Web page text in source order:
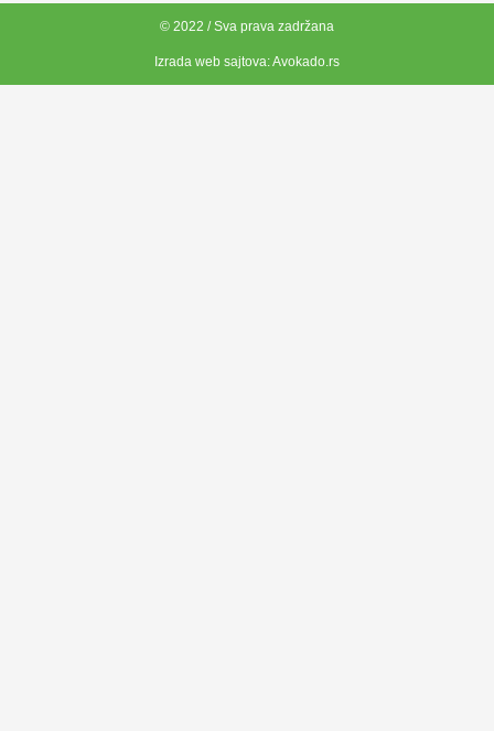
© 2022 / Sva prava zadržana
Izrada web sajtova:Avokado.rs